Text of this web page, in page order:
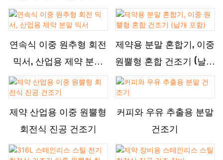
회전 진공 건조기
연속식 이중 원추형 회전
믹서, 산업용 제약 분말
믹서
제약용 분말 혼합기, 이중
원뿔형 혼합 건조기 (날개
포함)
제약 산업용 이중 원뿔형
회전식 진공 건조기
커피와 우유 추출용 분말
건조기